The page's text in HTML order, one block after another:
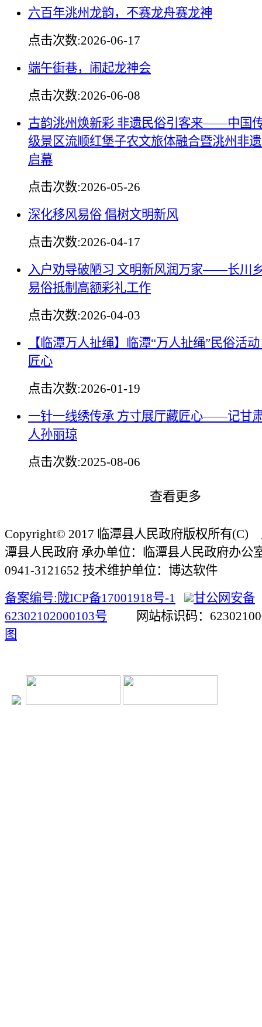
六百年洮州龙韵，不赛龙舟赛龙神
点击次数:2026-06-17
端午街巷，闹起龙神会
点击次数:2026-06-08
古韵洮州焕新彩 非遗民俗引客来——中国
级景区流顺红堡子农文旅体融合暨洮州非
启幕
点击次数:2026-05-26
深化移风易俗 倡树文明新风
点击次数:2026-04-17
入户劝导破陋习 文明新风润万家——长川
易俗抵制高额彩礼工作
点击次数:2026-04-03
【临潭万人扯绳】临潭“万人扯绳”民俗活
匠心
点击次数:2026-01-19
一针一线绣传承 方寸展厅藏匠心——记甘
人孙丽琼
点击次数:2025-08-06
查看更多
Copyright© 2017 临潭县人民政府版权所有(C)
潭县人民政府 承办单位：临潭县人民政府办
0941-3121652 技术维护单位：博达软件
备案编号:陇ICP备17001918号-1
甘公网安备
62302102000103号 网站标识码：
图